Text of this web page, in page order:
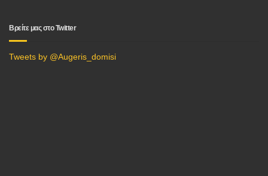
Βρείτε μας στο Twitter
Tweets by @Augeris_domisi